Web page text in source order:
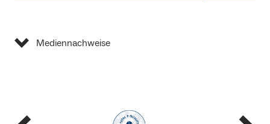
Mediennachweise